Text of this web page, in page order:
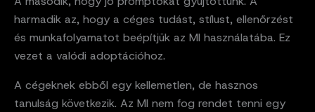
harmadik az, hogy a céges tudást, stílust, ellenőrzést
és munkafolyamatot beépítjük az MI használatába. Ez
vezet a valódi adoptációhoz.
A cégeknek ebből egy kellemetlen, de hasznos
tanulság következik. Az MI nem fog rendet tenni egy